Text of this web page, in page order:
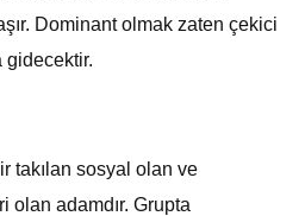
Dominant olmak zaten çekici
takılan sosyal olan ve
olan adamdır. Grupta